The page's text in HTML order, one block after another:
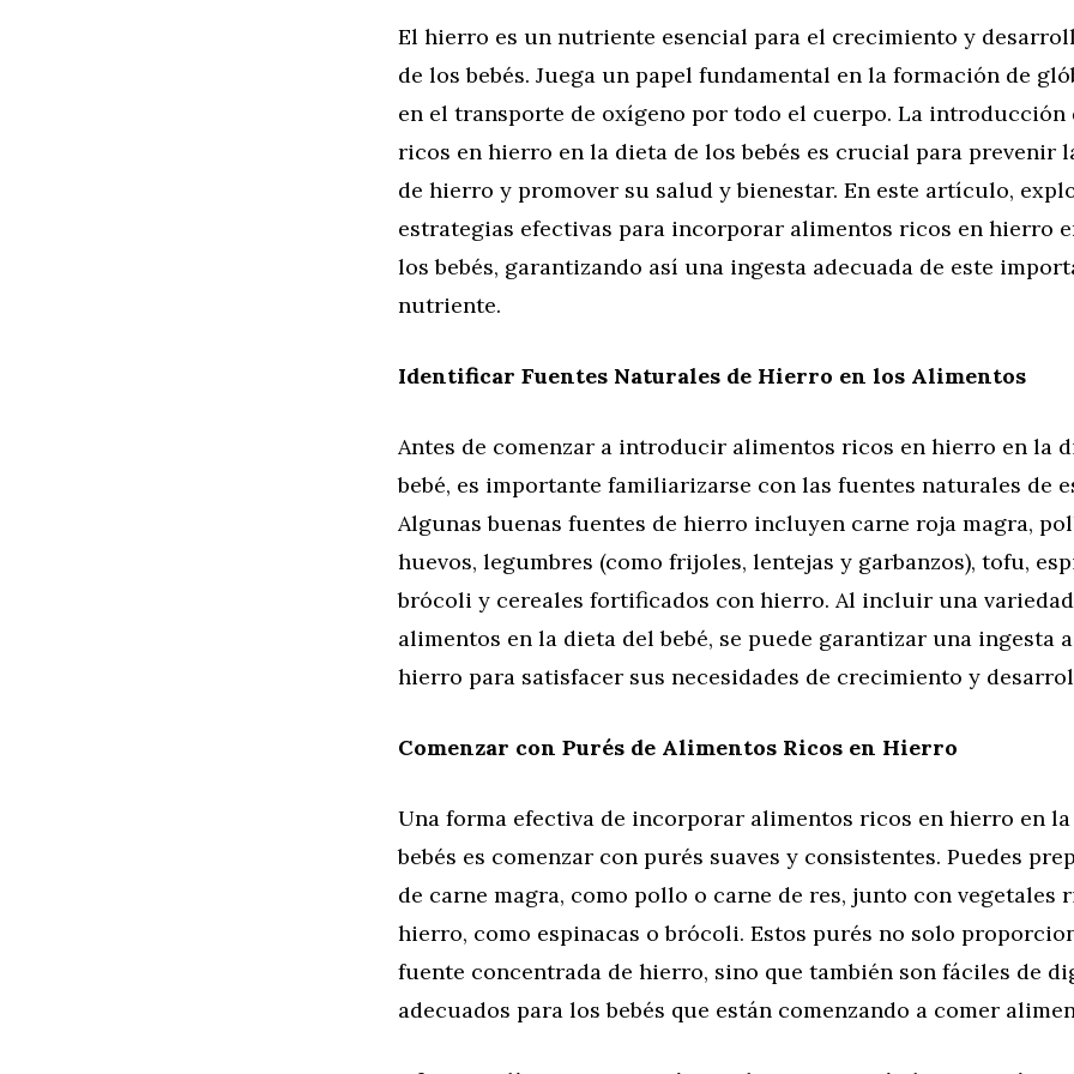
El hierro es un nutriente esencial para el crecimiento y
de los bebés. Juega un papel fundamental en la formación de
en el transporte de oxígeno por todo el cuerpo. La introducción
ricos en hierro en la dieta de los bebés es crucial para prevenir
de hierro y promover su salud y bienestar. En este artículo,
estrategias efectivas para incorporar alimentos ricos en hierro
los bebés, garantizando así una ingesta adecuada de este
nutriente.
Identificar Fuentes Naturales de Hierro en los Alimentos
Antes de comenzar a introducir alimentos ricos en hierro en la
bebé, es importante familiarizarse con las fuentes naturales de
Algunas buenas fuentes de hierro incluyen carne roja magra,
huevos, legumbres (como frijoles, lentejas y garbanzos), tofu,
brócoli y cereales fortificados con hierro. Al incluir una
alimentos en la dieta del bebé, se puede garantizar una ingesta
hierro para satisfacer sus necesidades de crecimiento y
Comenzar con Purés de Alimentos Ricos en Hierro
Una forma efectiva de incorporar alimentos ricos en hierro en
bebés es comenzar con purés suaves y consistentes. Puedes
de carne magra, como pollo o carne de res, junto con vegetales
hierro, como espinacas o brócoli. Estos purés no solo
fuente concentrada de hierro, sino que también son fáciles de
adecuados para los bebés que están comenzando a comer